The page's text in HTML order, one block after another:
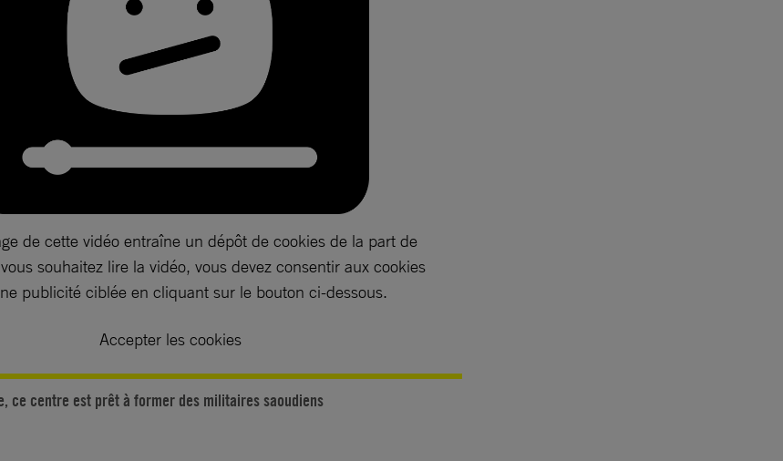
de cette vidéo entraîne un dépôt de cookies de la part de
souhaitez lire la vidéo, vous devez consentir aux cookies
publicité ciblée en cliquant sur le bouton ci-dessous.
Accepter les cookies
ce centre est prêt à former des militaires saoudiens